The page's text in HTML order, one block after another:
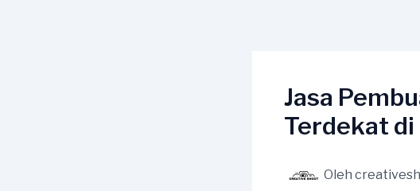
Jasa
Terdekat di
Oleh